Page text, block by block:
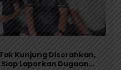
Kunjung Diserahkan,
Laporkan Dugaan